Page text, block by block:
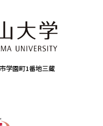
学園町1番地三蔵